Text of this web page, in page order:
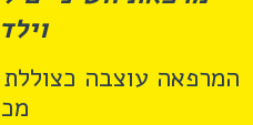
המרפאה עוצבה